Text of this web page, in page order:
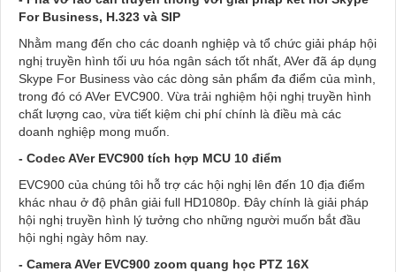
For Business, H.323 và SIP
Nhằm mang đến cho các doanh nghiệp và tổ chức giải pháp hội
nghị truyền hình tối ưu hóa ngân sách tốt nhất, AVer đã áp dụng
Skype For Business vào các dòng sản phẩm đa điểm của mình,
trong đó có AVer EVC900. Vừa trải nghiệm hội nghị truyền hình
chất lượng cao, vừa tiết kiệm chi phí chính là điều mà các
doanh nghiệp mong muốn.
- Codec AVer EVC900 tích hợp MCU 10 điểm
EVC900 của chúng tôi hỗ trợ các hội nghị lên đến 10 địa điểm
khác nhau ở độ phân giải full HD1080p. Đây chính là giải pháp
hội nghị truyền hình lý tưởng cho những người muốn bắt đầu
hội nghị ngày hôm nay.
- Camera AVer EVC900 zoom quang học PTZ 16X